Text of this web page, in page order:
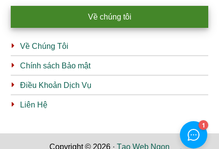
Về chúng tôi
Về Chúng Tôi
Chính sách Bảo mật
Điều Khoản Dịch Vụ
Liên Hệ
Copyright © 2026 · Tạo Web Ngon